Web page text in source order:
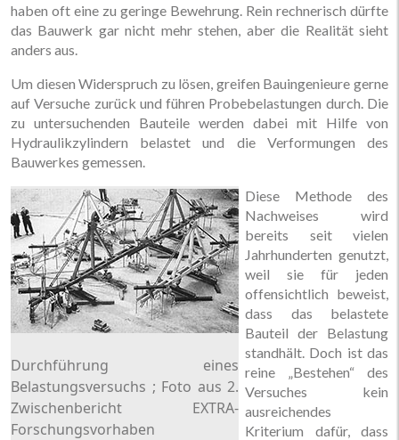
haben oft eine zu geringe Bewehrung. Rein rechnerisch dürfte
das Bauwerk gar nicht mehr stehen, aber die Realität sieht
anders aus.
Um diesen Widerspruch zu lösen, greifen Bauingenieure gerne
auf Versuche zurück und führen Probebelastungen durch. Die
zu untersuchenden Bauteile werden dabei mit Hilfe von
Hydraulikzylindern belastet und die Verformungen des
Bauwerkes gemessen.
Durchführung eines
Belastungsversuchs ; Foto aus 2.
Zwischenbericht EXTRA-
Forschungsvorhaben
Diese Methode des
Nachweises wird
bereits seit vielen
Jahrhunderten genutzt,
weil sie für jeden
offensichtlich beweist,
dass das belastete
Bauteil der Belastung
standhält. Doch ist das
reine „Bestehen“ des
Versuches kein
ausreichendes
Kriterium dafür, dass